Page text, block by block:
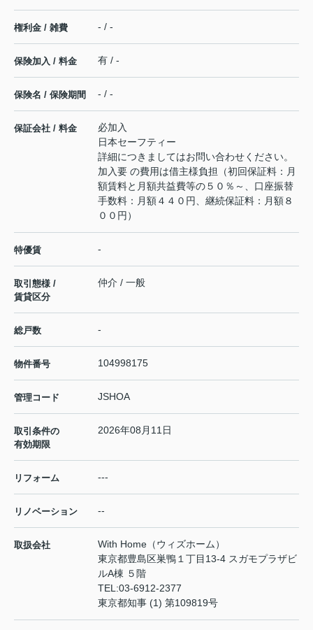
権利金 / 雑費 - / -
保険加入 / 料金 有 / -
保険名 / 保険期間 - / -
保証会社 / 料金
必加入
日本セーフティー
詳細につきましてはお問い合わせください。
加入要 の費用は借主様負担（初回保証料：月
額賃料と月額共益費等の５０％～、口座振替
手数料：月額４４０円、継続保証料：月額８
００円）
特優賃 -
取引態様 /
賃貸区分
仲介 / 一般
総戸数 -
物件番号 104998175
管理コード JSHOA
取引条件の
有効期限
2026年08月11日
リフォーム ---
リノベーション --
取扱会社
With Home（ウィズホーム）
東京都豊島区巣鴨１丁目13-4 スガモプラザビ
ルA棟 ５階
TEL:03-6912-2377
東京都知事 (1) 第109819号